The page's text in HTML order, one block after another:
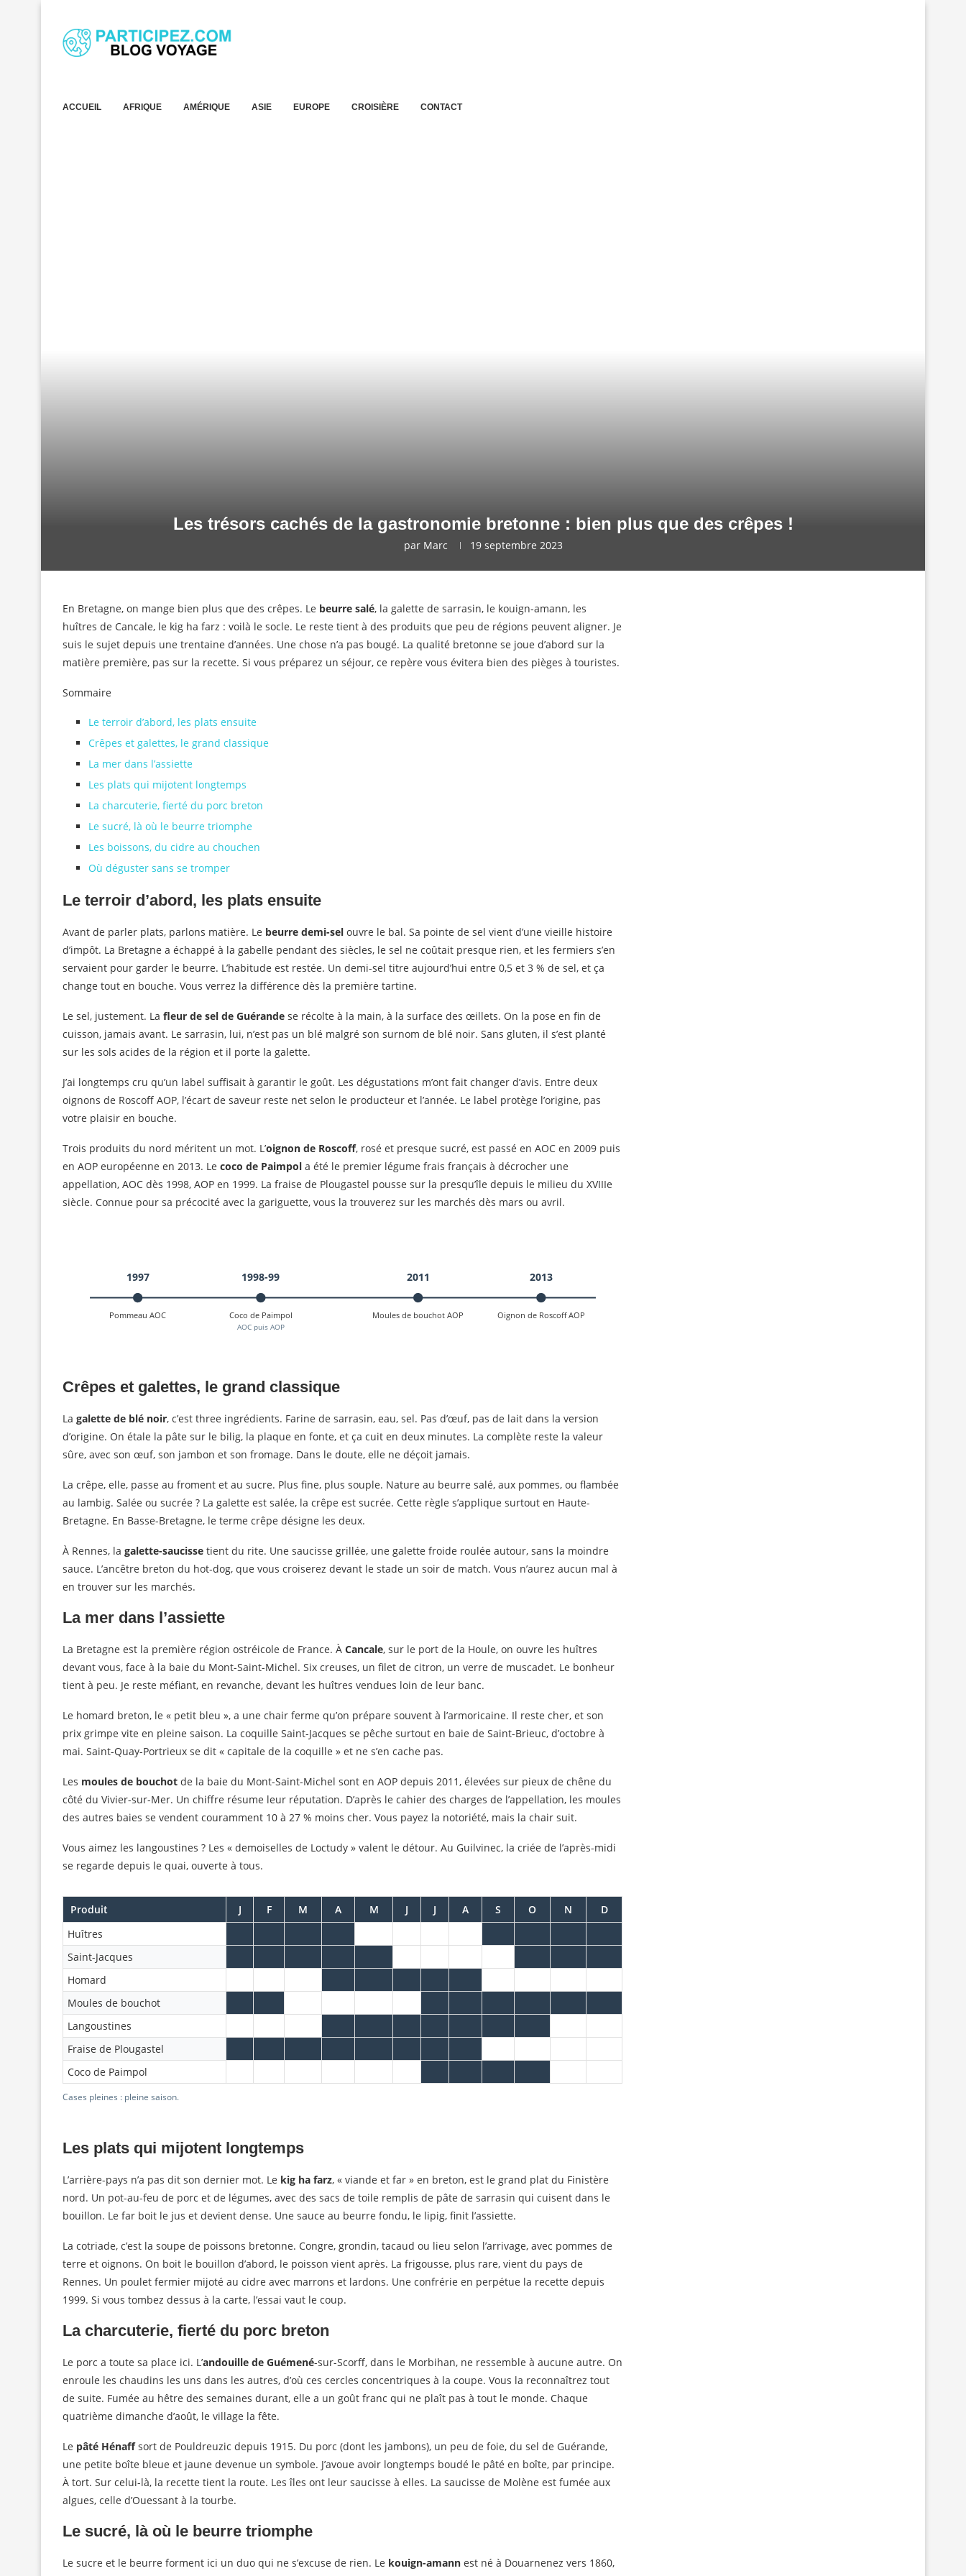
ACCUEIL AFRIQUE AMÉRIQUE ASIE EUROPE CROISIÈRE CONTACT
Les trésors cachés de la gastronomie bretonne : bien plus que des crêpes !
par Marc 19 septembre 2023
En Bretagne, on mange bien plus que des crêpes. Le beurre salé, la galette de sarrasin, le kouign-amann, les
huîtres de Cancale, le kig ha farz : voilà le socle. Le reste tient à des produits que peu de régions peuvent aligner. Je
suis le sujet depuis une trentaine d’années. Une chose n’a pas bougé. La qualité bretonne se joue d’abord sur la
matière première, pas sur la recette. Si vous préparez un séjour, ce repère vous évitera bien des pièges à touristes.
Sommaire
Le terroir d’abord, les plats ensuite
Crêpes et galettes, le grand classique
La mer dans l’assiette
Les plats qui mijotent longtemps
La charcuterie, fierté du porc breton
Le sucré, là où le beurre triomphe
Les boissons, du cidre au chouchen
Où déguster sans se tromper
Le terroir d’abord, les plats ensuite
Avant de parler plats, parlons matière. Le beurre demi-sel ouvre le bal. Sa pointe de sel vient d’une vieille histoire
d’impôt. La Bretagne a échappé à la gabelle pendant des siècles, le sel ne coûtait presque rien, et les fermiers s’en
servaient pour garder le beurre. L’habitude est restée. Un demi-sel titre aujourd’hui entre 0,5 et 3 % de sel, et ça
change tout en bouche. Vous verrez la différence dès la première tartine.
Le sel, justement. La fleur de sel de Guérande se récolte à la main, à la surface des œillets. On la pose en fin de
cuisson, jamais avant. Le sarrasin, lui, n’est pas un blé malgré son surnom de blé noir. Sans gluten, il s’est planté
sur les sols acides de la région et il porte la galette.
J’ai longtemps cru qu’un label suffisait à garantir le goût. Les dégustations m’ont fait changer d’avis. Entre deux
oignons de Roscoff AOP, l’écart de saveur reste net selon le producteur et l’année. Le label protège l’origine, pas
votre plaisir en bouche.
Trois produits du nord méritent un mot. L’oignon de Roscoff, rosé et presque sucré, est passé en AOC en 2009 puis
en AOP européenne en 2013. Le coco de Paimpol a été le premier légume frais français à décrocher une
appellation, AOC dès 1998, AOP en 1999. La fraise de Plougastel pousse sur la presqu’île depuis le milieu du XVIIIe
siècle. Connue pour sa précocité avec la gariguette, vous la trouverez sur les marchés dès mars ou avril.
1997
Pommeau AOC
1998-99
Coco de Paimpol
AOC puis AOP
2011
Moules de bouchot AOP
2013
Oignon de Roscoff AOP
Crêpes et galettes, le grand classique
La galette de blé noir, c’est three ingrédients. Farine de sarrasin, eau, sel. Pas d’œuf, pas de lait dans la version
d’origine. On étale la pâte sur le bilig, la plaque en fonte, et ça cuit en deux minutes. La complète reste la valeur
sûre, avec son œuf, son jambon et son fromage. Dans le doute, elle ne déçoit jamais.
La crêpe, elle, passe au froment et au sucre. Plus fine, plus souple. Nature au beurre salé, aux pommes, ou flambée
au lambig. Salée ou sucrée ? La galette est salée, la crêpe est sucrée. Cette règle s’applique surtout en Haute-
Bretagne. En Basse-Bretagne, le terme crêpe désigne les deux.
À Rennes, la galette-saucisse tient du rite. Une saucisse grillée, une galette froide roulée autour, sans la moindre
sauce. L’ancêtre breton du hot-dog, que vous croiserez devant le stade un soir de match. Vous n’aurez aucun mal à
en trouver sur les marchés.
La mer dans l’assiette
La Bretagne est la première région ostréicole de France. À Cancale, sur le port de la Houle, on ouvre les huîtres
devant vous, face à la baie du Mont-Saint-Michel. Six creuses, un filet de citron, un verre de muscadet. Le bonheur
tient à peu. Je reste méfiant, en revanche, devant les huîtres vendues loin de leur banc.
Le homard breton, le « petit bleu », a une chair ferme qu’on prépare souvent à l’armoricaine. Il reste cher, et son
prix grimpe vite en pleine saison. La coquille Saint-Jacques se pêche surtout en baie de Saint-Brieuc, d’octobre à
mai. Saint-Quay-Portrieux se dit « capitale de la coquille » et ne s’en cache pas.
Les moules de bouchot de la baie du Mont-Saint-Michel sont en AOP depuis 2011, élevées sur pieux de chêne du
côté du Vivier-sur-Mer. Un chiffre résume leur réputation. D’après le cahier des charges de l’appellation, les moules
des autres baies se vendent couramment 10 à 27 % moins cher. Vous payez la notoriété, mais la chair suit.
Vous aimez les langoustines ? Les « demoiselles de Loctudy » valent le détour. Au Guilvinec, la criée de l’après-midi
se regarde depuis le quai, ouverte à tous.
Produit J F M A M J J A S O N
D
Huîtres
Saint-Jacques
Homard
Moules de bouchot
Langoustines
Fraise de Plougastel
Coco de Paimpol
Cases pleines : pleine saison.
Les plats qui mijotent longtemps
L’arrière-pays n’a pas dit son dernier mot. Le kig ha farz, « viande et far » en breton, est le grand plat du Finistère
nord. Un pot-au-feu de porc et de légumes, avec des sacs de toile remplis de pâte de sarrasin qui cuisent dans le
bouillon. Le far boit le jus et devient dense. Une sauce au beurre fondu, le lipig, finit l’assiette.
La cotriade, c’est la soupe de poissons bretonne. Congre, grondin, tacaud ou lieu selon l’arrivage, avec pommes de
terre et oignons. On boit le bouillon d’abord, le poisson vient après. La frigousse, plus rare, vient du pays de
Rennes. Un poulet fermier mijoté au cidre avec marrons et lardons. Une confrérie en perpétue la recette depuis
1999. Si vous tombez dessus à la carte, l’essai vaut le coup.
La charcuterie, fierté du porc breton
Le porc a toute sa place ici. L’andouille de Guémené-sur-Scorff, dans le Morbihan, ne ressemble à aucune autre. On
enroule les chaudins les uns dans les autres, d’où ces cercles concentriques à la coupe. Vous la reconnaîtrez tout
de suite. Fumée au hêtre des semaines durant, elle a un goût franc qui ne plaît pas à tout le monde. Chaque
quatrième dimanche d’août, le village la fête.
Le pâté Hénaffsort de Pouldreuzic depuis 1915. Du porc (dont les jambons), un peu de foie, du sel de Guérande,
une petite boîte bleue et jaune devenue un symbole. J’avoue avoir longtemps boudé le pâté en boîte, par principe.
À tort. Sur celui-là, la recette tient la route. Les îles ont leur saucisse à elles. La saucisse de Molène est fumée aux
algues, celle d’Ouessant à la tourbe.
Le sucré, là où le beurre triomphe
Le sucre et le beurre forment ici un duo qui ne s’excuse de rien. Le kouign-amann est né à Douarnenez vers 1860,